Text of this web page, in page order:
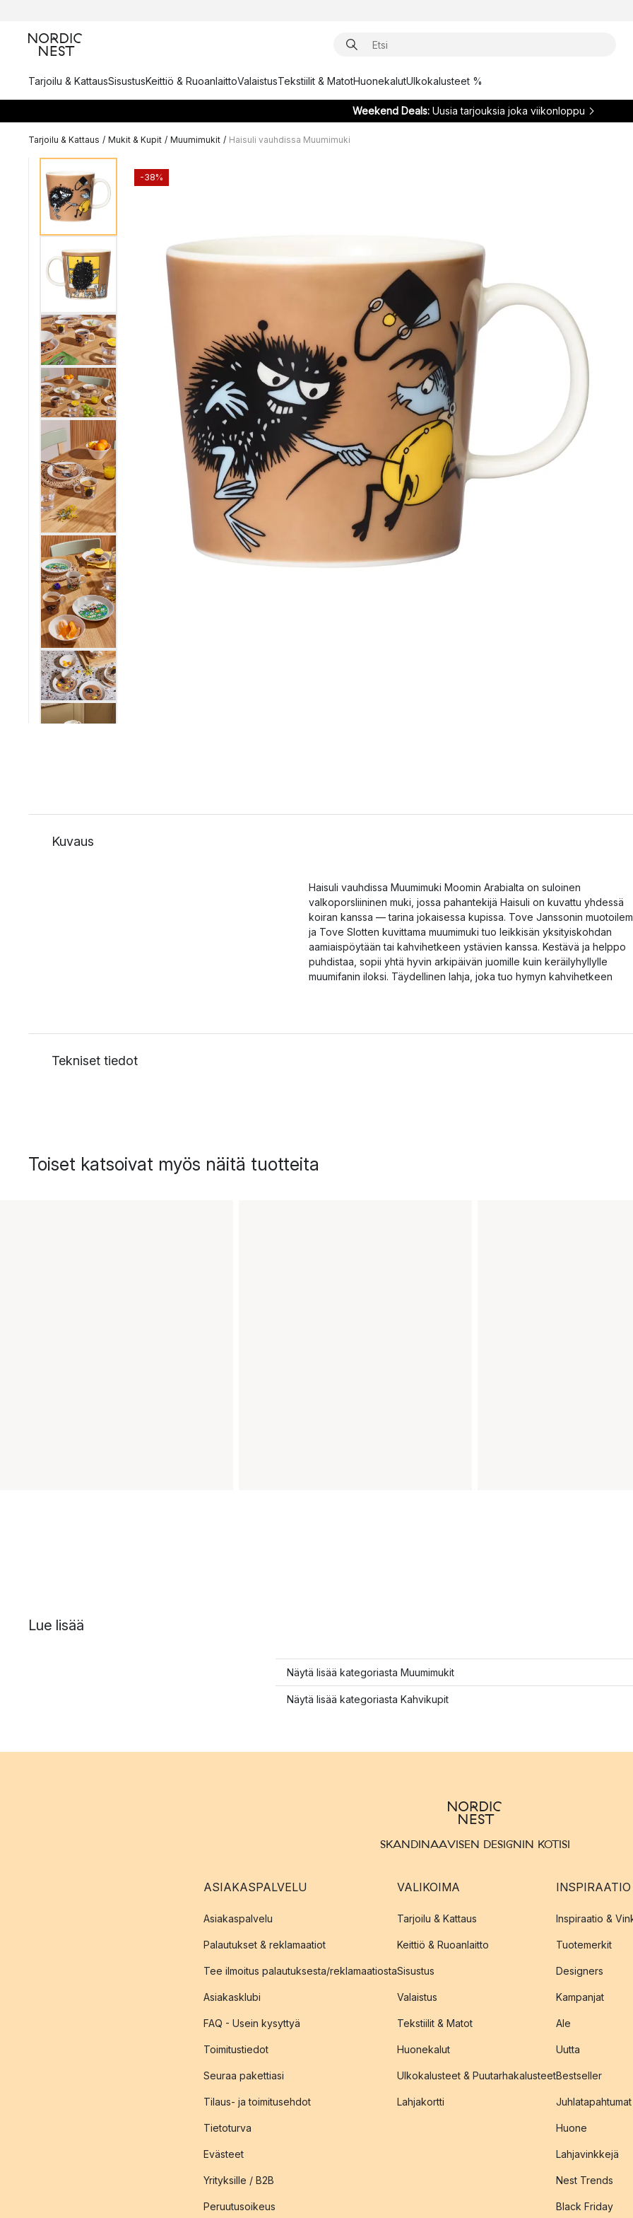
Tarjoilu & KattausSisustusKeittiö & RuoanlaittoValaistusTekstiilit & MatotHuonekalutUlkokalusteet %
Weekend Deals:Uusia tarjouksia joka viikonloppu
Tarjoilu & Kattaus / Mukit & Kupit / Muumimukit / Haisuli vauhdissa Muumimuki
-38%
Kuvaus
Haisuli vauhdissa Muumimuki Moomin Arabialta on suloinen
valkoporsliininen muki, jossa pahantekijä Haisuli on kuvattu yhdessä
koiran kanssa — tarina jokaisessa kupissa. Tove Janssonin
ja Tove Slotten kuvittama muumimuki tuo leikkisän yksityiskohdan
aamiaispöytään tai kahvihetkeen ystävien kanssa. Kestävä ja helppo
puhdistaa, sopii yhtä hyvin arkipäivän juomille kuin keräilyhyllylle
muumifanin iloksi. Täydellinen lahja, joka tuo hymyn kahvihetkeen
Tekniset tiedot
Toiset katsoivat myös näitä tuotteita
Lue lisää
Näytä lisää kategoriasta Muumimukit
Näytä lisää kategoriasta Kahvikupit
SKANDINAAVISEN DESIGNIN KOTISI
ASIAKASPALVELU
Asiakaspalvelu
Palautukset & reklamaatiot
Tee ilmoitus palautuksesta/reklamaatiosta
Asiakasklubi
FAQ - Usein kysyttyä
Toimitustiedot
Seuraa pakettiasi
Tilaus- ja toimitusehdot
Tietoturva
Evästeet
Yrityksille / B2B
Peruutusoikeus
VALIKOIMA
Tarjoilu & Kattaus
Keittiö & Ruoanlaitto
Sisustus
Valaistus
Tekstiilit & Matot
Huonekalut
Ulkokalusteet & Puutarhakalusteet
Lahjakortti
INSPIRAATIO
Inspiraatio &
Tuotemerkit
Designers
Kampanjat
Ale
Uutta
Bestseller
Juhlatapahtumat
Huone
Lahjavinkkejä
Nest Trends
Black Friday